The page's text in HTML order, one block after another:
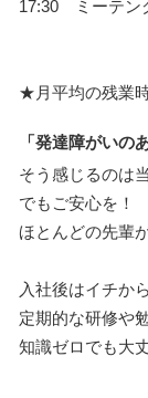
17:30 ミーテン
★月平均の残業
「発達障がいの
そう感じるのは
でもご安心を！
ほとんどの先輩
入社後はイチか
定期的な研修や
知識ゼロでも大